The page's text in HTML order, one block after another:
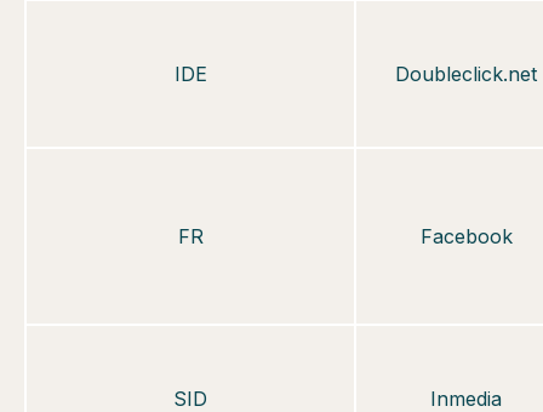
IDE Doubleclick.net
FR Facebook
SID Inmedia